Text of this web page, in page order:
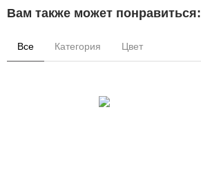
Вам также может понравиться:
Все Категория Цвет